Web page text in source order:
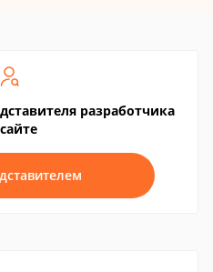
разработчика